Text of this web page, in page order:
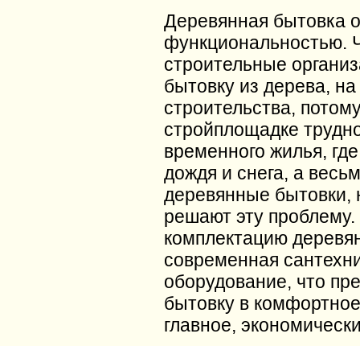
Деревянная бытовка
функциональностью.
строительные
бытовку из дерева,
строительства,
стройплощадке
временного жилья,
дождя и снега, а
деревянные
решают эту проблему.
комплектацию
современная
оборудование, что
бытовку в
главное,